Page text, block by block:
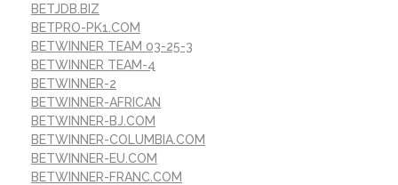
BETJDB.BIZ
BETPRO-PK1.COM
BETWINNER TEAM 03-25-3
BETWINNER TEAM-4
BETWINNER-2
BETWINNER-AFRICAN
BETWINNER-BJ.COM
BETWINNER-COLUMBIA.COM
BETWINNER-EU.COM
BETWINNER-FRANC.COM